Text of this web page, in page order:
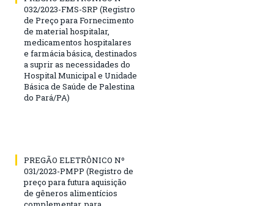
032/2023-FMS-SRP (Registro
de Preço para Fornecimento
de material hospitalar,
medicamentos hospitalares
e farmácia básica, destinados
a suprir as necessidades do
Hospital Municipal e Unidade
Básica de Saúde de Palestina
do Pará/PA)
PREGÃO ELETRÔNICO Nº
031/2023-PMPP (Registro de
preço para futura aquisição
de gêneros alimentícios